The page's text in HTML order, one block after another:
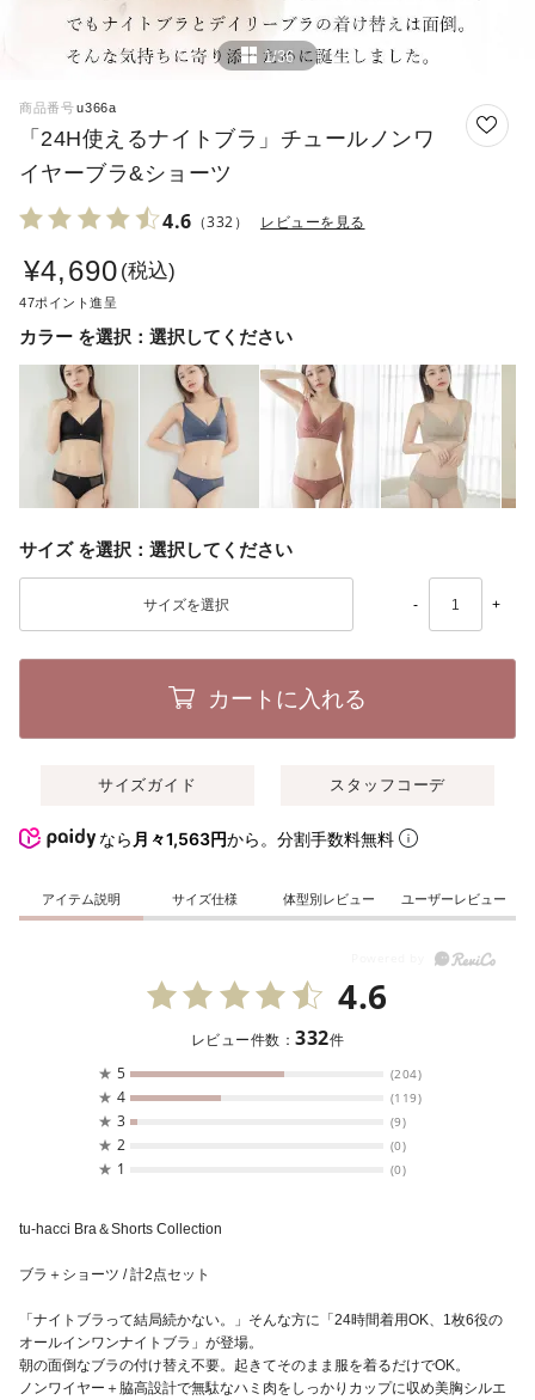
1/36
商品番号 u366a
「24H使えるナイトブラ」チュールノンワ
イヤーブラ&ショーツ
4.6 （332） レビューを見る
¥4,690 税込
47
カラー 選択してください
サイズ 選択してください
- +
カートに入れる
サイズガイド スタッフコーデ
なら 月々1,563円から。分割手数料無料
アイテム説明 サイズ仕様 体型別レビュー ユーザーレビュー
4.6
レビュー件数：332件
★ 5 (204)
★ 4 (119)
★ 3 (9)
★ 2 (0)
★ 1 (0)
tu-hacci Bra＆Shorts Collection
ブラ＋ショーツ / 計2点セット
「ナイトブラって結局続かない。」そんな方に「24時間着用OK、1枚6役の
オールインワンナイトブラ」が登場。
朝の面倒なブラの付け替え不要。起きてそのまま服を着るだけでOK。
ノンワイヤー＋脇高設計で無駄なハミ肉をしっかりカップに収め美胸シルエ